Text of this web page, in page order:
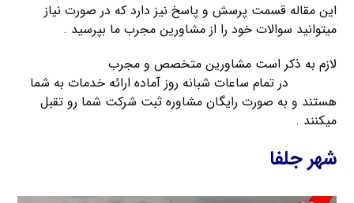
این مقاله قسمت پرسش و پاسخ نیز دارد که در صورت نیاز
میتوانید سوالات خود را از مشاورین مجرب ما بپرسید .
لازم به ذکر است مشاورین متخصص و مجرب
در تمام ساعات شبانه روز آماده ارائه خدمات به شما
هستند و به صورت رایگان مشاوره ثبت شرکت شما رو تقبل
میکنند .
شهر جلفا